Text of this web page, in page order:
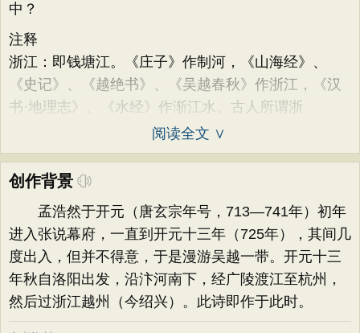
中？
注释
浙江：即钱塘江。《庄子》作制河，《山海经》、
《史记》、《越绝书》、《吴越春秋》作浙江，《汉
书·地理志》、《水经》作渐江水。古人所谓浙
阅读全文 ∨
创作背景
孟浩然于开元（唐玄宗年号，713—741年）初年
进入张说幕府，一直到开元十三年（725年），其间几
度出入，但并不得意，于是漫游吴越一带。开元十三
年秋自洛阳出发，沿汴河南下，经广陵渡江至杭州，
然后过浙江越州（今绍兴）。此诗即作于此时。